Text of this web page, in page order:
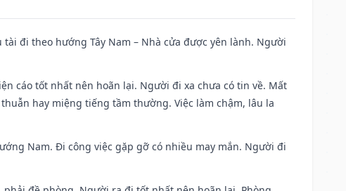
đi theo hướng Tây Nam – Nhà cửa được yên lành. Người
cáo tốt nhất nên hoãn lại. Người đi xa chưa có tin về. Mất
hay miệng tiếng tầm thường. Việc làm chậm, lâu la
Nam. Đi công việc gặp gỡ có nhiều may mắn. Người đi